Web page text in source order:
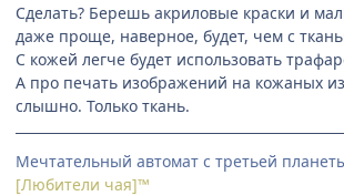
Сделать? Берешь акриловые краски и
даже проще, наверное, будет, чем с
С кожей легче будет использовать
А про печать изображений на кожаных
слышно. Только ткань.
Мечтательный автомат с третьей
[Любители чая]™